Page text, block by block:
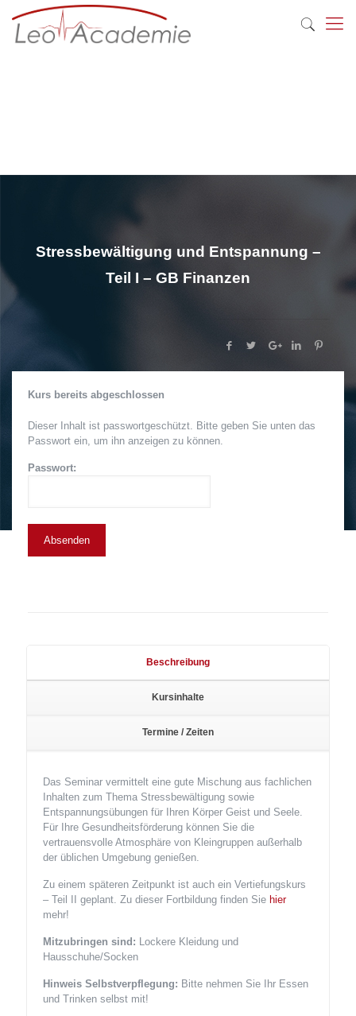
Stressbewältigung und Entspannung –
Teil I – GB Finanzen
Kurs bereits abgeschlossen
Dieser Inhalt ist passwortgeschützt. Bitte geben Sie unten das
Passwort ein, um ihn anzeigen zu können.
Passwort:
Beschreibung
Kursinhalte
Termine / Zeiten
Das Seminar vermittelt eine gute Mischung aus fachlichen
Inhalten zum Thema Stressbewältigung sowie
Entspannungsübungen für Ihren Körper Geist und Seele.
Für Ihre Gesundheitsförderung können Sie die
vertrauensvolle Atmosphäre von Kleingruppen außerhalb
der üblichen Umgebung genießen.
Zu einem späteren Zeitpunkt ist auch ein Vertiefungskurs
– Teil II geplant. Zu dieser Fortbildung finden Sie hier
mehr!
Mitzubringen sind: Lockere Kleidung und
Hausschuhe/Socken
Hinweis Selbstverpflegung: Bitte nehmen Sie Ihr Essen
und Trinken selbst mit!